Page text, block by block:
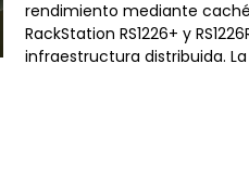
rendimiento mediante
RackStation RS1226+ y
infraestructura distribuida.